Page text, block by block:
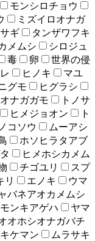
モンシロチョウ
ミズイロオナガ
ギ
タンザワフキ
メムシ
シロジュ
毒 卵
世界の侵
ヒノキ
マユ
グモ
ヒグラシ
オナガガモ
トノサ
ヒメジョオン
ト
コソウ
ムーアシ
ホソヒラタアブ
ヒメホシカメム
チゴユリ
スプ
リ エノキ
ウマ
バネアオカメムシ
モンキアゲハ
ヤマ
オホシオナガバチ
ケマン
ムラサキ